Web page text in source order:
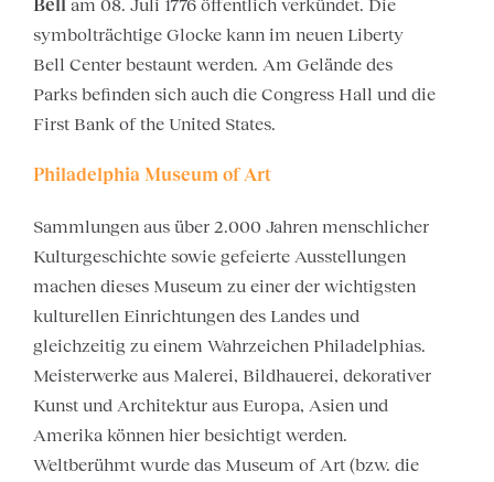
Bell am 08. Juli 1776 öffentlich verkündet. Die
symbolträchtige Glocke kann im neuen Liberty
Bell Center bestaunt werden. Am Gelände des
Parks befinden sich auch die Congress Hall und die
First Bank of the United States.
Philadelphia Museum of Art
Sammlungen aus über 2.000 Jahren menschlicher
Kulturgeschichte sowie gefeierte Ausstellungen
machen dieses Museum zu einer der wichtigsten
kulturellen Einrichtungen des Landes und
gleichzeitig zu einem Wahrzeichen Philadelphias.
Meisterwerke aus Malerei, Bildhauerei, dekorativer
Kunst und Architektur aus Europa, Asien und
Amerika können hier besichtigt werden.
Weltberühmt wurde das Museum of Art (bzw. die